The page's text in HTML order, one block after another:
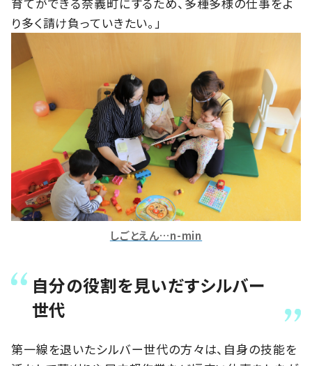
り多く請け負っていきたい。」
しごとえん…n-min
自分の役割を見いだすシルバー
世代
第一線を退いたシルバー世代の方々は、自身の技能を